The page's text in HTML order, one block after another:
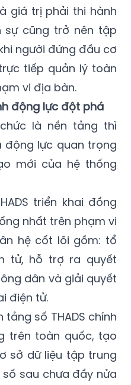
giá trị phải thi hành
sự cũng trở nên tập
người đứng đầu cơ
tiếp quản lý toàn
vi địa bàn.
động lực đột phá
là nền tảng thì
động lực quan trọng
mới của hệ thống
triển khai đồng
nhất trên phạm vi
hệ cốt lõi gồm: tổ
tử, hỗ trợ ra quyết
dân và giải quyết
điện tử.
tảng số THADS chính
trên toàn quốc, tạo
sở dữ liệu tập trung
sau chưa đầy nửa